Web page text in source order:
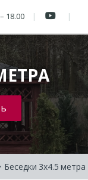
18.00
Беседки 3х4.5 метра